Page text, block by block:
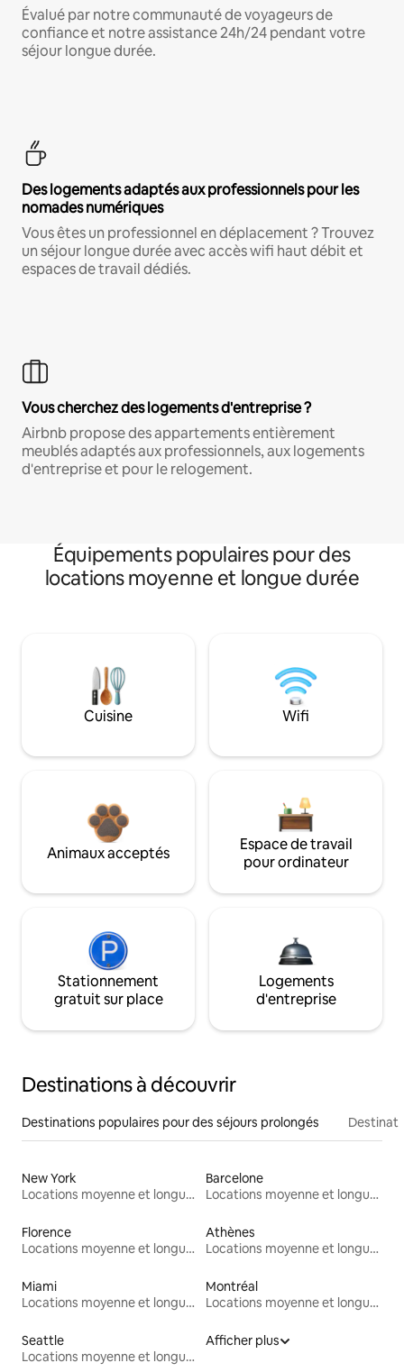
Évalué par notre communauté de voyageurs de
confiance et notre assistance 24h/24 pendant votre
séjour longue durée.
Des logements adaptés aux professionnels pour les
nomades numériques
Vous êtes un professionnel en déplacement ? Trouvez
un séjour longue durée avec accès wifi haut débit et
espaces de travail dédiés.
Vous cherchez des logements d'entreprise ?
Airbnb propose des appartements entièrement
meublés adaptés aux professionnels, aux logements
d'entreprise et pour le relogement.
Équipements populaires pour des
locations moyenne et longue durée
Cuisine Wifi
Animaux acceptés
Espace de travail
pour ordinateur
Stationnement
gratuit sur place
Logements
d'entreprise
Destinations à découvrir
Destinations populaires pour des séjours prolongés
New York
Locations moyenne et longue durée
Barcelone
Locations moyenne et longue durée
Florence
Locations moyenne et longue durée
Athènes
Locations moyenne et longue durée
Miami
Locations moyenne et longue durée
Montréal
Locations moyenne et longue durée
Seattle
Locations moyenne et longue durée
Afficher plus